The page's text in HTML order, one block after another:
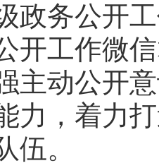
政务公开
开工作微
主动公开
力，着力
伍。